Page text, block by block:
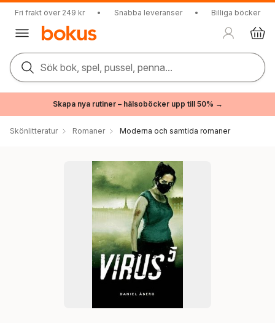
Fri frakt över 249 kr • Snabba leveranser • Billiga böcker
Sök bok, spel, pussel, penna...
Skapa nya rutiner – hälsoböcker upp till 50% →
Skönlitteratur Romaner Moderna och samtida romaner